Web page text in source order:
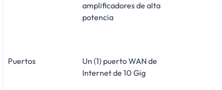
amplificadores de alta
potencia
Puertos
Un (1) puerto WAN de
Internet de 10 Gig